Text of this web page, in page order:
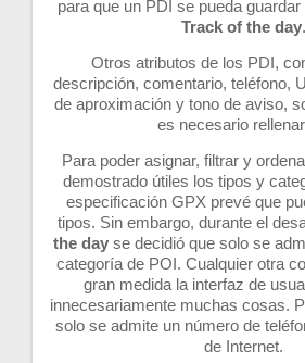
para que un PDI se pueda
Track of the day.
Otros atributos de los PDI,
descripción, comentario, teléfono,
de aproximación y tono de aviso,
es necesario
Para poder asignar, filtrar y
demostrado útiles los tipos y
especificación GPX prevé que
tipos. Sin embargo, durante el
the dayse decidió que solo se
categoría de POI. Cualquier otra
gran medida la interfaz de
innecesariamente muchas cosas.
solo se admite un número de
de Internet.